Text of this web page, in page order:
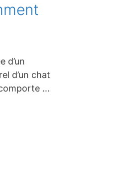
d’un
d’un chat
…